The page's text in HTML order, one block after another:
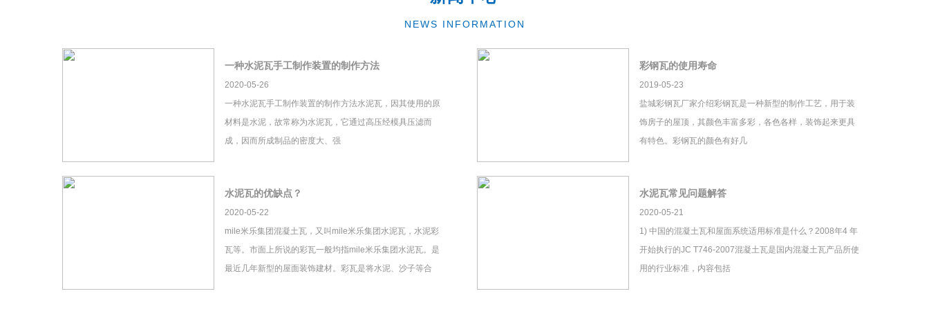
NEWS INFORMATION
一种水泥瓦手工制作装置的制作方法
2020-05-26
一种水泥瓦手工制作装置的制作方法水泥瓦，因其使用的原
材料是水泥，故常称为水泥瓦，它通过高压经模具压滤而
成，因而所成制品的密度大、强
彩钢瓦的使用寿命
2019-05-23
盐城彩钢瓦厂家介绍彩钢瓦是一种新型的制作工艺，用于装
饰房子的屋顶，其颜色丰富多彩，各色各样，装饰起来更具
有特色。彩钢瓦的颜色有好几
水泥瓦的优缺点？
2020-05-22
mile米乐集团混凝土瓦，又叫mile米乐集团水泥瓦，水泥彩
瓦等。市面上所说的彩瓦一般均指mile米乐集团水泥瓦。是
最近几年新型的屋面装饰建材。彩瓦是将水泥、沙子等合
水泥瓦常见问题解答
2020-05-21
1) 中国的混凝土瓦和屋面系统适用标准是什么？2008年4 年
开始执行的JC T746-2007混凝土瓦是国内混凝土瓦产品所使
用的行业标准，内容包括